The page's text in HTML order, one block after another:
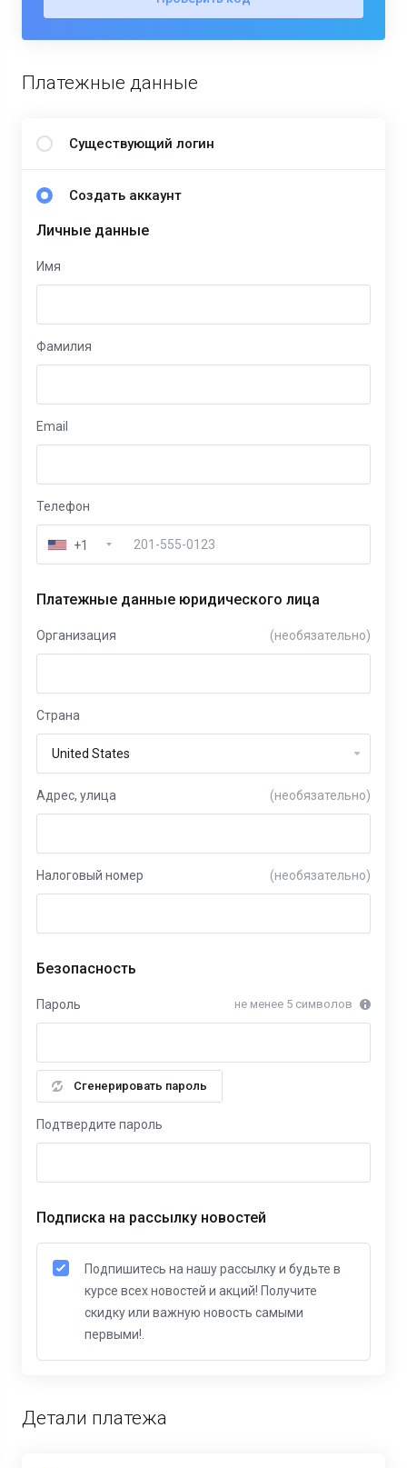
Платежные данные
Существующий логин
Создать аккаунт
Личные данные
Имя
Фамилия
Email
Телефон
+1
Платежные данные юридического лица
Организация (необязательно)
Страна
Адрес, улица (необязательно)
Налоговый номер (необязательно)
Безопасность
Пароль не менее 5 символов
Сгенерировать пароль
Подтвердите пароль
Подписка на рассылку новостей
Подпишитесь на нашу рассылку и будьте в
курсе всех новостей и акций! Получите
скидку или важную новость самыми
первыми!.
Детали платежа